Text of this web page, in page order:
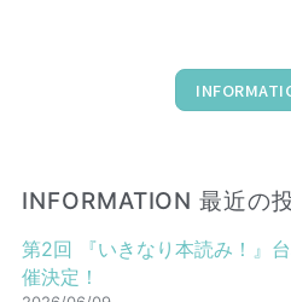
INFORMATION 最近の
第2回 『いきなり本読み！』
催決定！